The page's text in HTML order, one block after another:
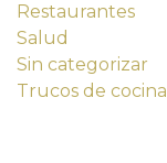
Restaurantes
Salud
Sin categorizar
Trucos de cocina